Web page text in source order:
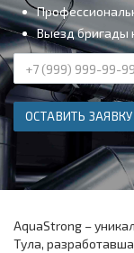
Выезд бригады
ОСТАВИТЬ ЗАЯВКУ
AquaStrong –
Тула,